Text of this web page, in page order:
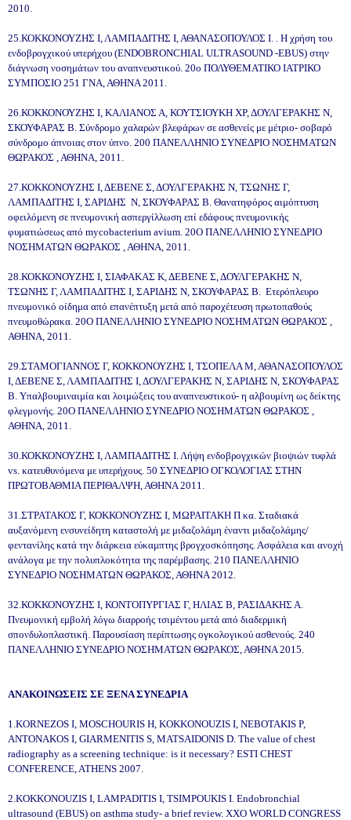
2010.
25.ΚΟΚΚΟΝΟΥΖΗΣ Ι, ΛΑΜΠΑΔΙΤΗΣ Ι, ΑΘΑΝΑΣΟΠΟΥΛΟΣ Ι. . Η χρήση του
ενδοβρογχικού υπερήχου (ENDOBRONCHIAL ULTRASOUND -EBUS) στην
διάγνωση νοσημάτων του αναπνευστικού. 20ο ΠΟΛΥΘΕΜΑΤΙΚΟ ΙΑΤΡΙΚΟ
ΣΥΜΠΟΣΙΟ 251 ΓΝΑ, ΑΘΗΝΑ 2011.
26.ΚΟΚΚΟΝΟΥΖΗΣ Ι, ΚΑΛΙΑΝΟΣ Α, ΚΟΥΤΣΙΟΥΚΗ ΧΡ, ΔΟΥΛΓΕΡΑΚΗΣ Ν,
ΣΚΟΥΦΑΡΑΣ Β. Σύνδρομο χαλαρών βλεφάρων σε ασθενείς με μέτριο- σοβαρό
σύνδρομο άπνοιας στον ύπνο. 200 ΠΑΝΕΛΛΗΝΙΟ ΣΥΝΕΔΡΙΟ ΝΟΣΗΜΑΤΩΝ
ΘΩΡΑΚΟΣ , ΑΘΗΝΑ, 2011.
27.ΚΟΚΚΟΝΟΥΖΗΣ Ι, ΔΕΒΕΝΕ Σ, ΔΟΥΛΓΕΡΑΚΗΣ Ν, ΤΣΩΝΗΣ Γ,
ΛΑΜΠΑΔΙΤΗΣ Ι, ΣΑΡΙΔΗΣ Ν, ΣΚΟΥΦΑΡΑΣ Β. Θανατηφόρος αιμόπτυση
οφειλόμενη σε πνευμονική ασπεργίλλωση επί εδάφους πνευμονικής
φυματιώσεως από mycobacterium avium. 20Ο ΠΑΝΕΛΛΗΝΙΟ ΣΥΝΕΔΡΙΟ
ΝΟΣΗΜΑΤΩΝ ΘΩΡΑΚΟΣ , ΑΘΗΝΑ, 2011.
28.ΚΟΚΚΟΝΟΥΖΗΣ Ι, ΣΙΑΦΑΚΑΣ Κ, ΔΕΒΕΝΕ Σ, ΔΟΥΛΓΕΡΑΚΗΣ Ν,
ΤΣΩΝΗΣ Γ, ΛΑΜΠΑΔΙΤΗΣ Ι, ΣΑΡΙΔΗΣ Ν, ΣΚΟΥΦΑΡΑΣ Β. Ετερόπλευρο
πνευμονικό οίδημα από επανέπτυξη μετά από παροχέτευση πρωτοπαθούς
πνευμοθώρακα. 20Ο ΠΑΝΕΛΛΗΝΙΟ ΣΥΝΕΔΡΙΟ ΝΟΣΗΜΑΤΩΝ ΘΩΡΑΚΟΣ ,
ΑΘΗΝΑ, 2011.
29.ΣΤΑΜΟΓΙΑΝΝΟΣ Γ, ΚΟΚΚΟΝΟΥΖΗΣ Ι, ΤΣΟΠΕΛΑ Μ, ΑΘΑΝΑΣΟΠΟΥΛΟΣ
Ι, ΔΕΒΕΝΕ Σ, ΛΑΜΠΑΔΙΤΗΣ Ι, ΔΟΥΛΓΕΡΑΚΗΣ Ν, ΣΑΡΙΔΗΣ Ν, ΣΚΟΥΦΑΡΑΣ
Β. Υπαλβουμιναιμία και λοιμώξεις του αναπνευστικού- η αλβουμίνη ως δείκτης
φλεγμονής. 20Ο ΠΑΝΕΛΛΗΝΙΟ ΣΥΝΕΔΡΙΟ ΝΟΣΗΜΑΤΩΝ ΘΩΡΑΚΟΣ ,
ΑΘΗΝΑ, 2011.
30.ΚΟΚΚΟΝΟΥΖΗΣ Ι, ΛΑΜΠΑΔΙΤΗΣ Ι. Λήψη ενδοβρογχικών βιοψιών τυφλά
vs. κατευθυνόμενα με υπερήχους. 50 ΣΥΝΕΔΡΙΟ ΟΓΚΟΛΟΓΙΑΣ ΣΤΗΝ
ΠΡΩΤΟΒΑΘΜΙΑ ΠΕΡΙΘΑΛΨΗ, ΑΘΗΝΑ 2011.
31.ΣΤΡΑΤΑΚΟΣ Γ, ΚΟΚΚΟΝΟΥΖΗΣ Ι, ΜΩΡΑΙΤΑΚΗ Π κα. Σταδιακά
αυξανόμενη ενσυνείδητη καταστολή με μιδαζολάμη έναντι μιδαζολάμης/
φεντανίλης κατά την διάρκεια εύκαμπτης βρογχοσκόπησης. Ασφάλεια και ανοχή
ανάλογα με την πολυπλοκότητα της παρέμβασης. 210 ΠΑΝΕΛΛΗΝΙΟ
ΣΥΝΕΔΡΙΟ ΝΟΣΗΜΑΤΩΝ ΘΩΡΑΚΟΣ, ΑΘΗΝΑ 2012.
32.ΚΟΚΚΟΝΟΥΖΗΣ Ι, ΚΟΝΤΟΠΥΡΓΙΑΣ Γ, ΗΛΙΑΣ Β, ΡΑΣΙΔΑΚΗΣ Α.
Πνευμονική εμβολή λόγω διαρροής τσιμέντου μετά από διαδερμική
σπονδυλοπλαστική. Παρουσίαση περίπτωσης ογκολογικού ασθενούς. 240
ΠΑΝΕΛΛΗΝΙΟ ΣΥΝΕΔΡΙΟ ΝΟΣΗΜΑΤΩΝ ΘΩΡΑΚΟΣ, ΑΘΗΝΑ 2015.
ΑΝΑΚΟΙΝΩΣΕΙΣ ΣΕ ΞΕΝΑ ΣΥΝΕΔΡΙΑ
1.KORNEZOS I, MOSCHOURIS H, KOKKONOUZIS I, NEBOTAKIS P,
ANTONAKOS I, GIARMENITIS S, MATSAIDONIS D. Τhe value of chest
radiography as a screening technique: is it necessary? ESTI CHEST
CONFERENCE, ATHENS 2007.
2.KOKKONOUZIS I, LAMPADITIS I, TSIMPOUKIS I. Endobronchial
ultrasound (EBUS) on asthma study- a brief review. XXO WORLD CONGRESS